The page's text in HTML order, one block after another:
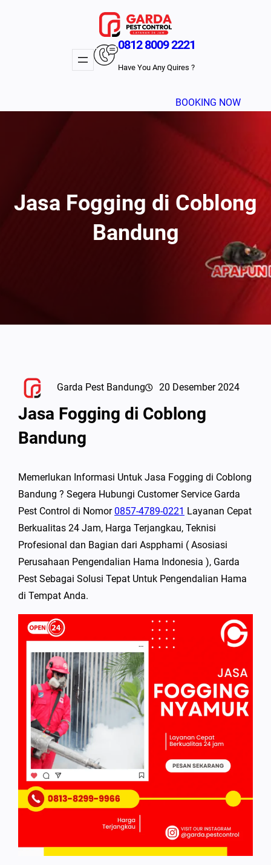
0812 8009 2221
Have You Any Quires ?
BOOKING NOW
Jasa Fogging di Coblong
Bandung
Garda Pest Bandung 20 Desember 2024
Jasa Fogging di Coblong
Bandung
Memerlukan Informasi Untuk Jasa Fogging di Coblong
Bandung ? Segera Hubungi Customer Service Garda
Pest Control di Nomor0857-4789-0221 Layanan Cepat
Berkualitas 24 Jam, Harga Terjangkau, Teknisi
Profesional dan Bagian dari Aspphami ( Asosiasi
Perusahaan Pengendalian Hama Indonesia ), Garda
Pest Sebagai Solusi Tepat Untuk Pengendalian Hama
di Tempat Anda.